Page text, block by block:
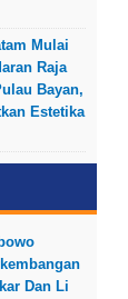
Mulai
Raja
Bayan,
Estetika
Dan Li